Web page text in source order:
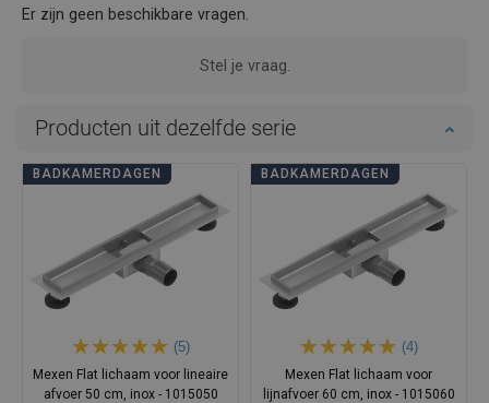
Er zijn geen beschikbare vragen.
Stel je vraag.
Producten uit dezelfde serie
BADKAMERDAGEN
(5)
Mexen Flat lichaam voor lineaire
afvoer 50 cm, inox - 1015050
BADKAMERDAGEN
(4)
Mexen Flat lichaam voor
lijnafvoer 60 cm, inox - 1015060